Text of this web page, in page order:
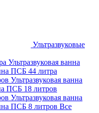
Ультразвуковые
Ультразвуковая ванна
ПСБ 44 литра
Ультразвуковая ванна
ПСБ 18 литров
Ультразвуковая ванна
ПСБ 8 литров Все